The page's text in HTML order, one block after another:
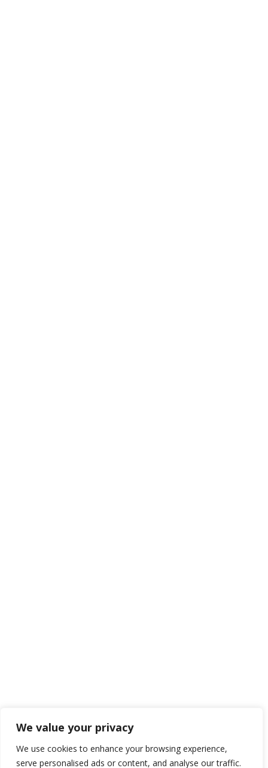
We value your privacy
We use cookies to enhance your browsing experience,
serve personalised ads or content, and analyse our traffic.